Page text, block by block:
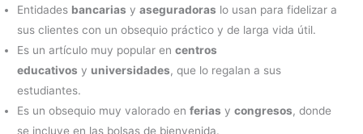
Entidades bancarias yaseguradoras lo usan para fidelizar a
sus clientes con un obsequio práctico y de larga vida útil.
Es un artículo muy popular encentros
educativos y universidades, que lo regalan a sus
estudiantes.
Es un obsequio muy valorado enferias ycongresos, donde
se incluye en las bolsas de bienvenida.